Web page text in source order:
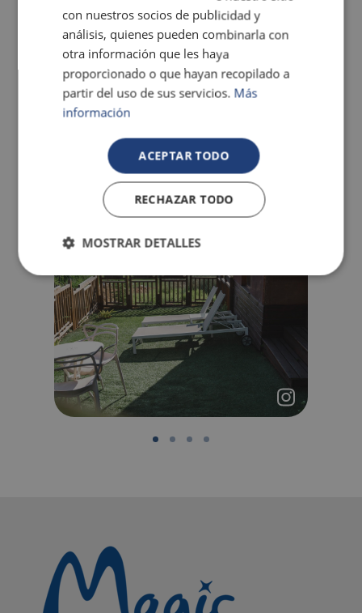
Parfois, ce que vous vivez dépasse ce que vous imaginez.
Ici, les vacances se ressentent avant de se raconter. Vivez
l’expérience, là où naissent des souvenirs qui vous
accompagnent toujours.
con nuestros socios de publicidad y
análisis, quienes pueden combinarla con
otra información que les haya
proporcionado o que hayan recopilado a
partir del uso de sus servicios. Más
información
ACEPTAR TODO
RECHAZAR TODO
MOSTRAR DETALLES